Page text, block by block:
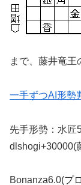
まで、藤井竜王
一手ずつAI形勢
先手形勢：水
dlshogi+30000(
Bonanza6.0(プ